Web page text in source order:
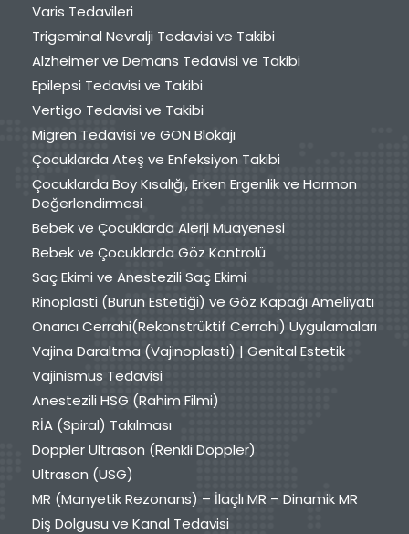
Varis Tedavileri
Trigeminal Nevralji Tedavisi ve Takibi
Alzheimer ve Demans Tedavisi ve Takibi
Epilepsi Tedavisi ve Takibi
Vertigo Tedavisi ve Takibi
Migren Tedavisi ve GON Blokajı
Çocuklarda Ateş ve Enfeksiyon Takibi
Çocuklarda Boy Kısalığı, Erken Ergenlik ve Hormon
Değerlendirmesi
Bebek ve Çocuklarda Alerji Muayenesi
Bebek ve Çocuklarda Göz Kontrolü
Saç Ekimi ve Anestezili Saç Ekimi
Rinoplasti (Burun Estetiği) ve Göz Kapağı Ameliyatı
Onarıcı Cerrahi(Rekonstrüktif Cerrahi) Uygulamaları
Vajina Daraltma (Vajinoplasti) | Genital Estetik
Vajinismus Tedavisi
Anestezili HSG (Rahim Filmi)
RİA (Spiral) Takılması
Doppler Ultrason (Renkli Doppler)
Ultrason (USG)
MR (Manyetik Rezonans) – İlaçlı MR – Dinamik MR
Diş Dolgusu ve Kanal Tedavisi